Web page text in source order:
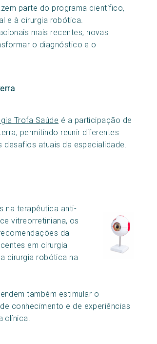
parte do programa científico,
e à cirurgia robótica.
mais recentes, novas
o diagnóstico e o
Trofa Saúde é a participação de
permitindo reunir diferentes
atuais da especialidade.
na terapêutica anti-
vitreorretiniana, os
da
em cirurgia
cirurgia robótica na
também estimular o
conhecimento e de experiências
clínica.